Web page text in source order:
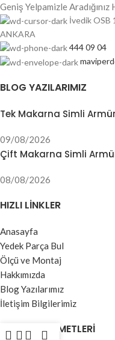
Geniş Yelpamizle
İvedik OSB
ANKARA
444 09 04
BLOG YAZILARIMIZ
Tek Makarna Simli
09/08/2026
Çift Makarna Simli
08/08/2026
HIZLI LINKLER
Anasayfa
Yedek Parça Bul
Ölçü ve Montaj
Hakkımızda
Blog Yazılarımız
İletişim Bilgilerimiz
MÜŞTERI HIZMETLERI